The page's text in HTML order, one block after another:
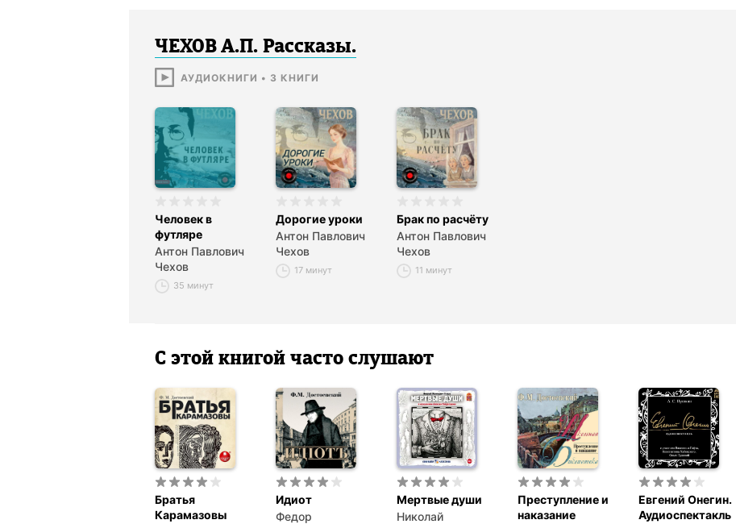
ЧЕХОВ А.П. Рассказы.
АУДИОКНИГИ • 3 КНИГИ
Человек в
футляре
Антон Павлович
Чехов
35 минут
Дорогие уроки
Антон Павлович
Чехов
17 минут
Брак по расчёту
Антон Павлович
Чехов
11 минут
С этой книгой часто слушают
Братья
Карамазовы
Идиот
Федор
Мертвые души
Николай
Преступление и
наказание
Евгений Онегин.
Аудиоспектакль